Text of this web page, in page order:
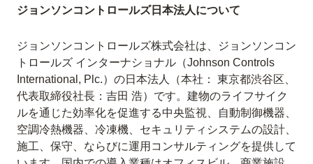
ジョンソンコントロールズ日本法人について
ジョンソンコントロールズ株式会社は、ジョンソンコン
トロールズ インターナショナル（Johnson Controls
International, Plc.）の日本法人（本社： 東京都渋谷区、
代表取締役社長：吉田 浩）です。建物のライフサイク
ルを通じた効率化を促進する中央監視、自動制御機器、
空調冷熱機器、冷凍機、セキュリティシステムの設計、
施工、保守、ならびに運用コンサルティングを提供して